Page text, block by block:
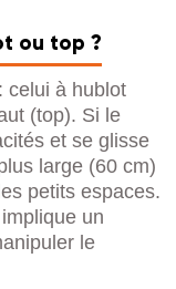
ou top ?
celui à hublot
(top). Si le
et se glisse
large (60 cm)
petits espaces.
un
le